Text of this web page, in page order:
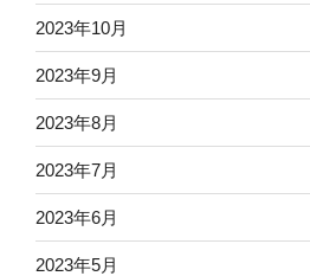
2023年10月
2023年9月
2023年8月
2023年7月
2023年6月
2023年5月